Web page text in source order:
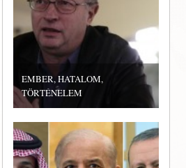
EMBER, HATALOM,
TÖRTÉNELEM